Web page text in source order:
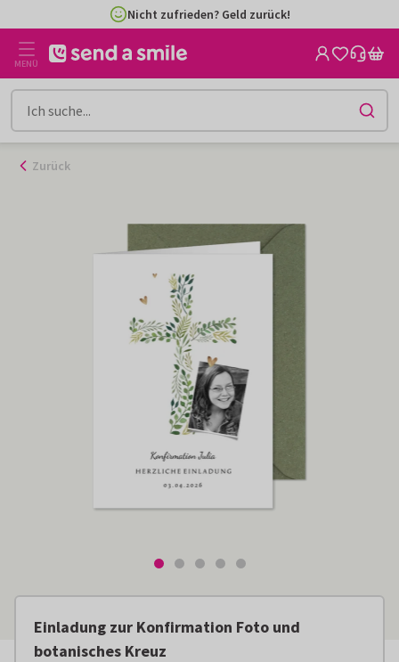
Inhalt
gehen
Nicht zufrieden? Geld zurück!
MENÜ
Zurück
Einladung zur Konfirmation Foto und
botanisches Kreuz